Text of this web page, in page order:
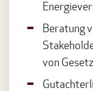
Beratung
von